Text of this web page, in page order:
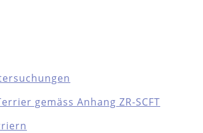
gemäss Anhang ZR-SCFT